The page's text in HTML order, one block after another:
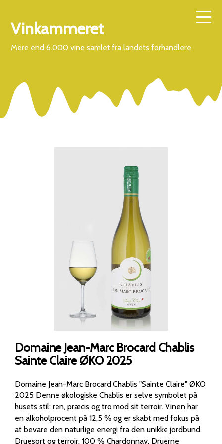
Vinkammeret
Mere end 6.000 vine samlet fra landets forhandlere
Domaine Jean-Marc Brocard Chablis
Sainte Claire ØKO 2025
Domaine Jean-Marc Brocard Chablis "Sainte Claire" ØKO
2025 Denne økologiske Chablis er selve symbolet på
husets stil: ren, præcis og tro mod sit terroir. Vinen har
en alkoholprocent på 12,5 % og er skabt med fokus på
at bevare den naturlige energi fra den unikke jordbund.
Druesort og terroir: 100 % Chardonnay. Druerne